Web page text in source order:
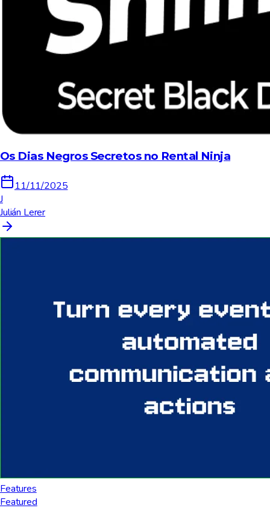
Os Dias Negros Secretos no Rental Ninja
11/11/2025
J
Julián Lerer
Features
Featured